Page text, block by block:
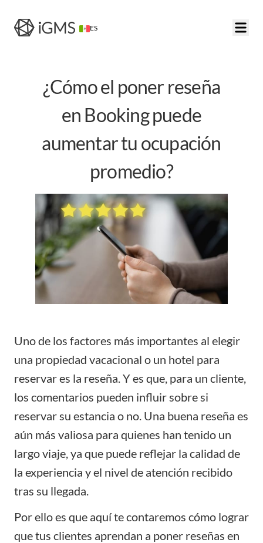
ES
¿Cómo el poner reseña
en Booking puede
aumentar tu ocupación
promedio?
Uno de los factores más importantes al elegir
una propiedad vacacional o un hotel para
reservar es la reseña. Y es que, para un cliente,
los comentarios pueden influir sobre si
reservar su estancia o no. Una buena reseña es
aún más valiosa para quienes han tenido un
largo viaje, ya que puede reflejar la calidad de
la experiencia y el nivel de atención recibido
tras su llegada.
Por ello es que aquí te contaremos cómo lograr
que tus clientes aprendan a poner reseñas en